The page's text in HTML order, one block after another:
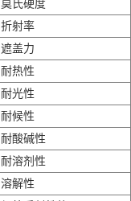
莫氏硬度
折射率
遮盖力
耐热性
耐光性
耐候性
耐酸碱性
耐溶剂性
溶解性